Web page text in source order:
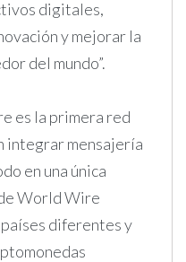
digitales,
y mejorar la
del mundo”.
es la primera red
integrar mensajería
en una única
World Wire
diferentes y